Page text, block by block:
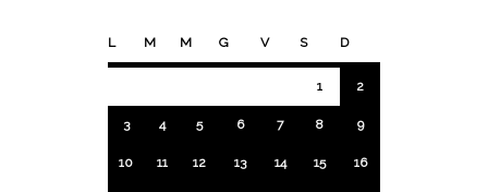
L M M G V S D
1 2
3 4 5 6 7 8 9
10 11 12 13 14 15 16